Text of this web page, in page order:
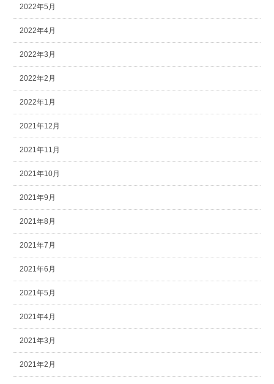
2022年5月
2022年4月
2022年3月
2022年2月
2022年1月
2021年12月
2021年11月
2021年10月
2021年9月
2021年8月
2021年7月
2021年6月
2021年5月
2021年4月
2021年3月
2021年2月